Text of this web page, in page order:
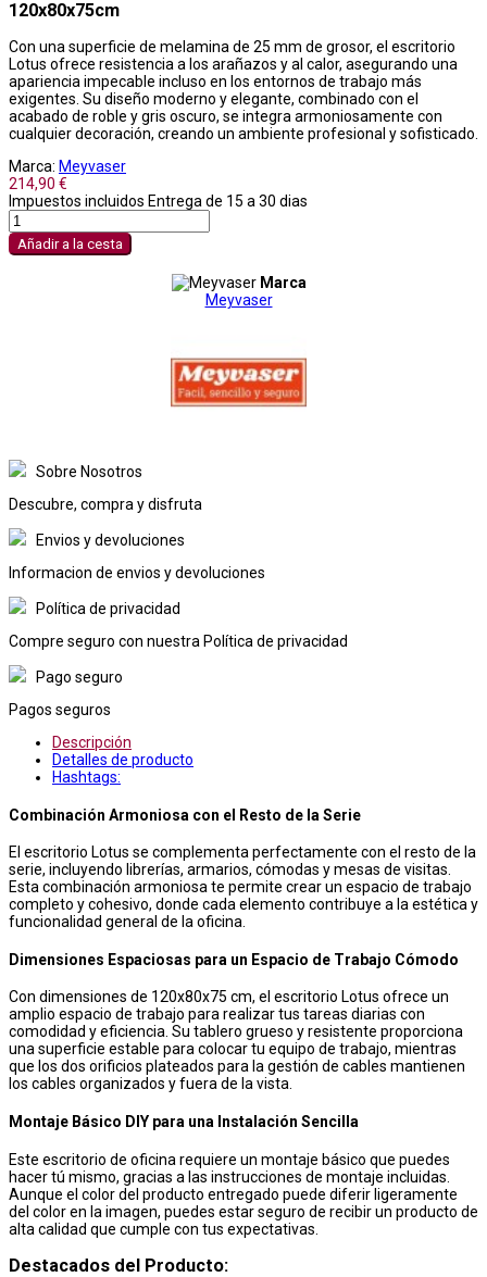
120x80x75cm
Con una superficie de melamina de 25 mm de grosor, el escritorio
Lotus ofrece resistencia a los arañazos y al calor, asegurando una
apariencia impecable incluso en los entornos de trabajo más
exigentes. Su diseño moderno y elegante, combinado con el
acabado de roble y gris oscuro, se integra armoniosamente con
cualquier decoración, creando un ambiente profesional y sofisticado.
Marca: Meyvaser
214,90 €
Impuestos incluidos Entrega de 15 a 30 dias
Añadir a la cesta
Marca
Meyvaser
Sobre Nosotros
Descubre, compra y disfruta
Envios y devoluciones
Informacion de envios y devoluciones
Política de privacidad
Compre seguro con nuestra Política de privacidad
Pago seguro
Pagos seguros
Descripción
Detalles de producto
Hashtags:
Combinación Armoniosa con el Resto de la Serie
El escritorio Lotus se complementa perfectamente con el resto de la
serie, incluyendo librerías, armarios, cómodas y mesas de visitas.
Esta combinación armoniosa te permite crear un espacio de trabajo
completo y cohesivo, donde cada elemento contribuye a la estética y
funcionalidad general de la oficina.
Dimensiones Espaciosas para un Espacio de Trabajo Cómodo
Con dimensiones de 120x80x75 cm, el escritorio Lotus ofrece un
amplio espacio de trabajo para realizar tus tareas diarias con
comodidad y eficiencia. Su tablero grueso y resistente proporciona
una superficie estable para colocar tu equipo de trabajo, mientras
que los dos orificios plateados para la gestión de cables mantienen
los cables organizados y fuera de la vista.
Montaje Básico DIY para una Instalación Sencilla
Este escritorio de oficina requiere un montaje básico que puedes
hacer tú mismo, gracias a las instrucciones de montaje incluidas.
Aunque el color del producto entregado puede diferir ligeramente
del color en la imagen, puedes estar seguro de recibir un producto de
alta calidad que cumple con tus expectativas.
Destacados del Producto: